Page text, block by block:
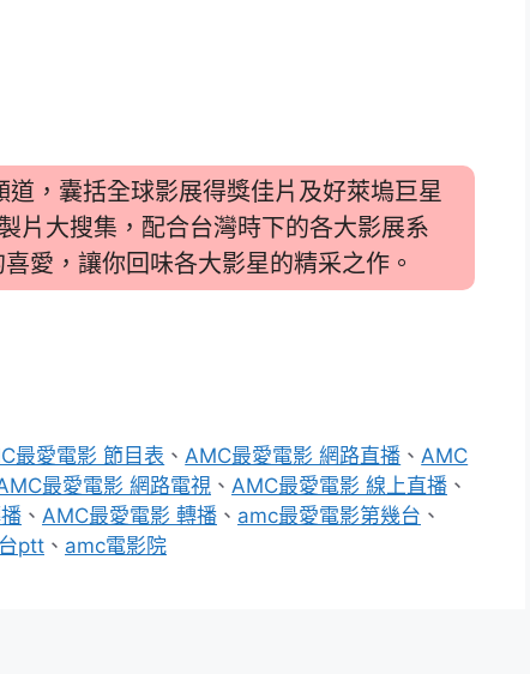
，囊括全球影展得獎佳片及好萊塢巨星
片大搜集，配合台灣時下的各大影展系
愛，讓你回味各大影星的精采之作。
最愛電影 節目表 、AMC最愛電影 網路直播 、AMC
最愛電影 網路電視 、 AMC最愛電影 線上直播 、
、 AMC最愛電影 轉播 、 amc最愛電影第幾台 、
ptt 、 amc電影院